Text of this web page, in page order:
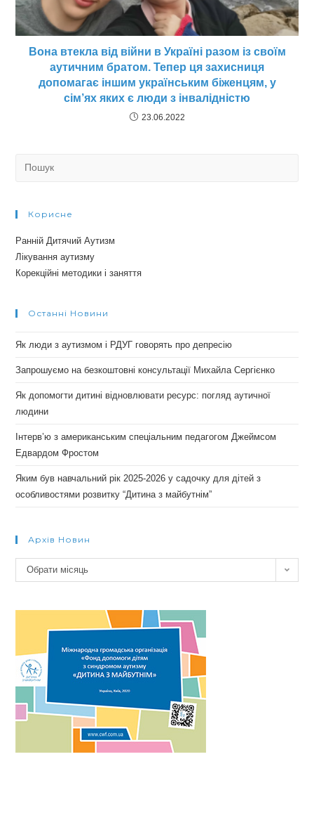
Вона втекла від війни в Україні разом із своїм
аутичним братом. Тепер ця захисниця
допомагає іншим українським біженцям, у
сім’ях яких є люди з інвалідністю
23.06.2022
Корисне
Ранній Дитячий Аутизм
Лікування аутизму
Корекційні методики і заняття
Останні Новини
Як люди з аутизмом і РДУГ говорять про депресію
Запрошуємо на безкоштовні консультації Михайла Сергієнко
Як допомогти дитині відновлювати ресурс: погляд аутичної
людини
Інтерв’ю з американським спеціальним педагогом Джеймсом
Едвардом Фростом
Яким був навчальний рік 2025-2026 у садочку для дітей з
особливостями розвитку “Дитина з майбутнім”
Архів Новин
Архів
новин
Обрати місяць